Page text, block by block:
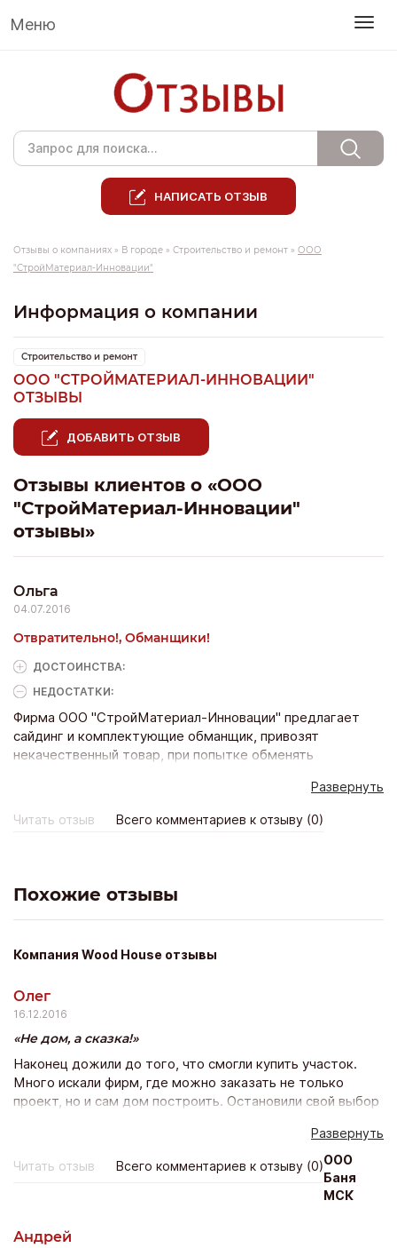
Меню
НАПИСАТЬ ОТЗЫВ
Отзывы о компаниях » В городе » Строительство и ремонт » ООО
"СтройМатериал-Инновации"
Информация о компании
Строительство и ремонт
ООО "СТРОЙМАТЕРИАЛ-ИННОВАЦИИ"
ОТЗЫВЫ
ДОБАВИТЬ ОТЗЫВ
Отзывы клиентов о «ООО
"СтройМатериал-Инновации"
отзывы»
Ольга
04.07.2016
Отвратительно!, Обманщики!
ДОСТОИНCТВА:
НЕДОСТАТКИ:
Фирма ООО "СтройМатериал-Инновации" предлагает
сайдинг и комплектующие обманщик, привозят
некачественный товар, при попытке обменять
Их адреса Россия, г. Иркутск, ул. Костычева, 30,
павильоны №20,№16, и Россия, г. Иркутск, ул.
Воронежская 2, строение 6, офис 10, отказывала
людям, если не хотите потерять деньги, время и нервы,
никогда не обращайтесь в эту фирму!!!
Развернуть
Читать отзыв Всего комментариев к отзыву (0)
Похожие отзывы
Компания Wood House отзывы
Олег
16.12.2016
Не дом, а сказка!
Наконец дожили до того, что смогли купить участок.
Много искали фирм, где можно заказать не только
проект, но и сам дом построить. Остановили свой выбор
до сдачи под ключ. Выбрали дом из еврокамня, как-то
солидно и надежно. Специалисты сделали все в лучшем
виде, я даже удивился, не было никакой мороки и
непоняток. Прошло порядка 7 месяцев и нам дали ключи.
Развернуть
Читать отзыв Всего комментариев к отзыву (0)ООО
Баня
МСК
Андрей